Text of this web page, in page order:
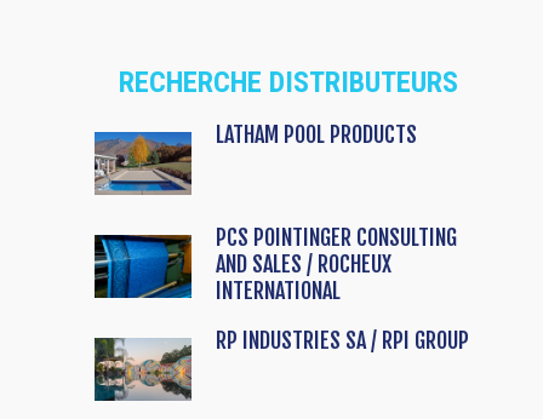
RECHERCHE DISTRIBUTEURS
LATHAM POOL PRODUCTS
PCS POINTINGER CONSULTING
AND SALES / ROCHEUX
INTERNATIONAL
RP INDUSTRIES SA / RPI GROUP